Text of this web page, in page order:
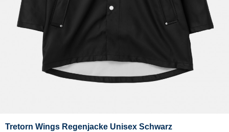
Tretorn Wings Regenjacke Unisex Schwarz